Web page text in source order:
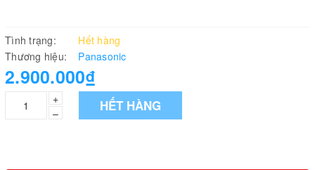
Tình trạng:
Hết hàng
Thương hiệu:
Panasonic
2.900.000₫
+
–
HẾT HÀNG